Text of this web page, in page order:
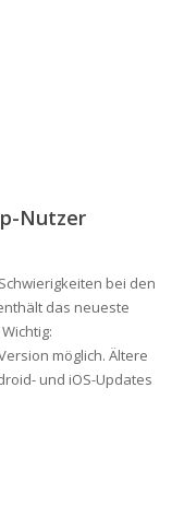
Nutzer
bei den
das neueste
möglich. Ältere
und iOS-Updates